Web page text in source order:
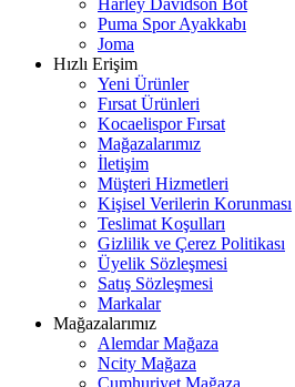
Harley Davidson Bot
Puma Spor Ayakkabı
Joma
Hızlı Erişim
Yeni Ürünler
Fırsat Ürünleri
Kocaelispor Fırsat
Mağazalarımız
İletişim
Müşteri Hizmetleri
Kişisel Verilerin Korunması
Teslimat Koşulları
Gizlilik ve Çerez Politikası
Üyelik Sözleşmesi
Satış Sözleşmesi
Markalar
Mağazalarımız
Alemdar Mağaza
Ncity Mağaza
Cumhuriyet Mağaza